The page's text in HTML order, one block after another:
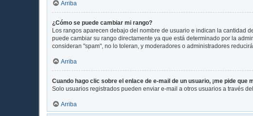
Arriba
¿Cómo se puede cambiar mi rango?
Los rangos aparecen debajo del nombre de usuario e indican la cantidad
puede cambiar su rango directamente ya que está determinado por la
consideran "spam", no lo toleran, y moderadores o administradores
Arriba
Cuando hago clic sobre el enlace de e-mail de un usuario, ¡me pide que
Solo usuarios registrados pueden enviar e-mail a otros usuarios a través
Arriba